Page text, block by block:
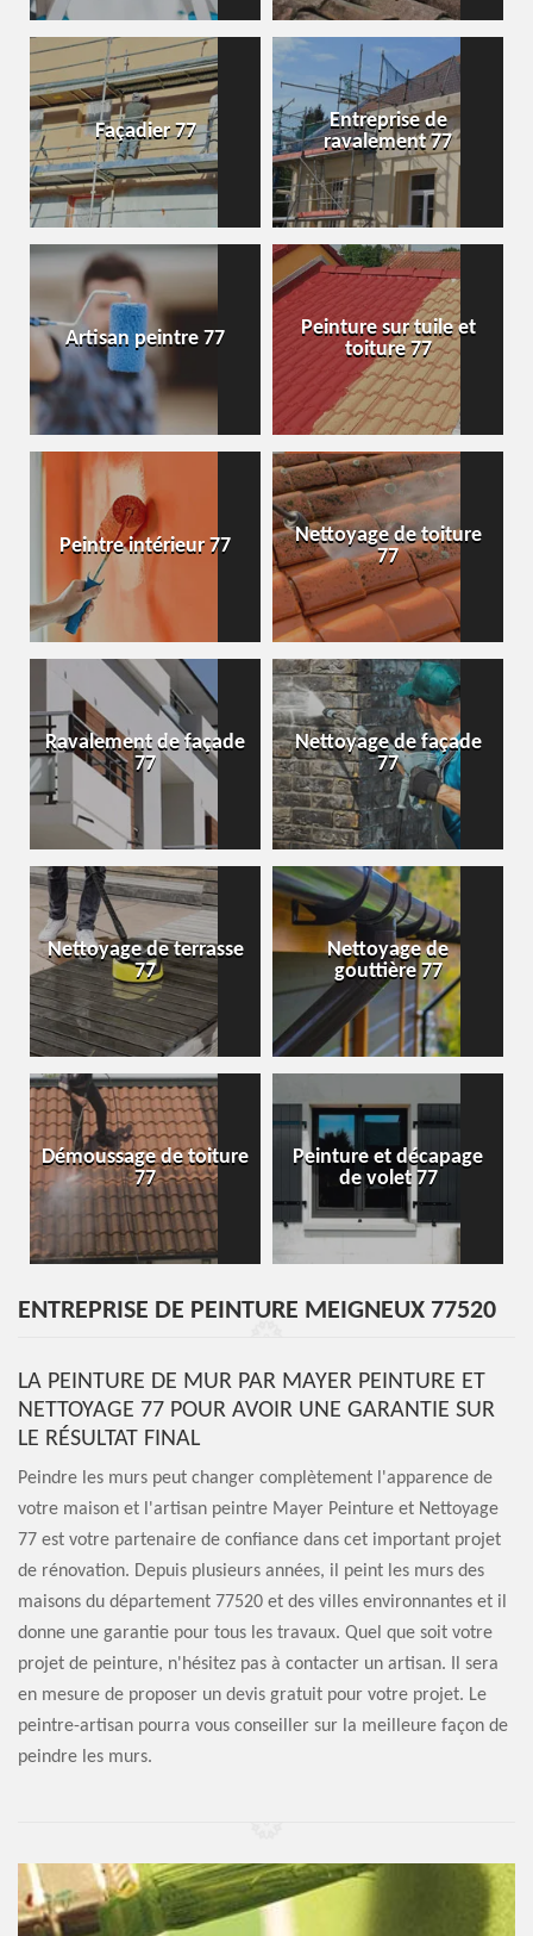
Façadier 77
Entreprise de
ravalement 77
Artisan peintre 77
Peinture sur tuile et
toiture 77
Peintre intérieur 77
Nettoyage de toiture
77
Ravalement de façade
77
Nettoyage de façade
77
Nettoyage de terrasse
77
Nettoyage de
gouttière 77
Démoussage de toiture
77
Peinture et décapage
de volet 77
ENTREPRISE DE PEINTURE MEIGNEUX 77520
LA PEINTURE DE MUR PAR MAYER PEINTURE ET
NETTOYAGE 77 POUR AVOIR UNE GARANTIE SUR
LE RÉSULTAT FINAL
Peindre les murs peut changer complètement l'apparence de
votre maison et l'artisan peintre Mayer Peinture et Nettoyage
77 est votre partenaire de confiance dans cet important projet
de rénovation. Depuis plusieurs années, il peint les murs des
maisons du département 77520 et des villes environnantes et il
donne une garantie pour tous les travaux. Quel que soit votre
projet de peinture, n'hésitez pas à contacter un artisan. Il sera
en mesure de proposer un devis gratuit pour votre projet. Le
peintre-artisan pourra vous conseiller sur la meilleure façon de
peindre les murs.